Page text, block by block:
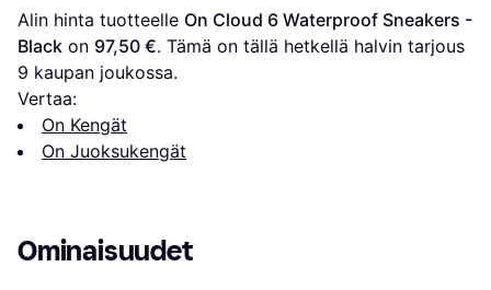
Alin hinta tuotteelle On Cloud 6 Waterproof Sneakers -
Black on 97,50 €
9 kaupan joukossa.
Vertaa:
On Kengät
On Juoksukengät
Ominaisuudet